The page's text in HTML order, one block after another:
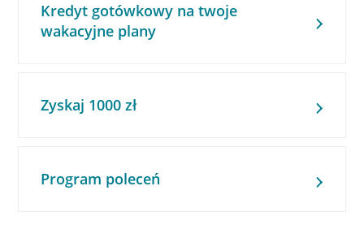
Kredyt gotówkowy na twoje
wakacyjne plany
Zyskaj 1000 zł
Program poleceń